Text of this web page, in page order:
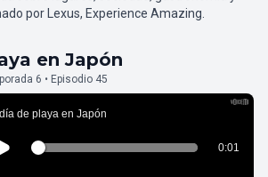
por Lexus, Experience Amazing.
en Japón
6 • Episodio 45